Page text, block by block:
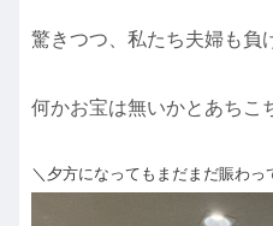
驚きつつ、私たち夫婦も負
何かお宝は無いかとあちこ
＼夕方になってもまだまだ賑わっ